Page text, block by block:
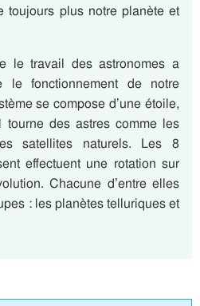
toujours plus notre planète et
le travail des astronomes a
le fonctionnement de notre
se compose d’une étoile,
des astres comme les
satellites naturels. Les 8
effectuent une rotation sur
Chacune d’entre elles
: les planètes telluriques et